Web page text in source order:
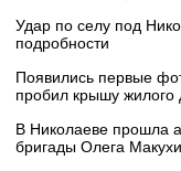
Удар по селу под
подробности
Появились первые
пробил крышу жилого
В Николаеве прошла
бригады Олега Макухи